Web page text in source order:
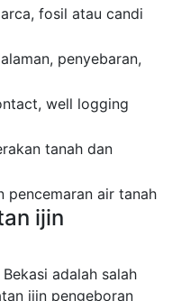
fosil atau candi
penyebaran,
well logging
tanah dan
pencemaran air tanah
ijin
adalah salah
ijin pengeboran